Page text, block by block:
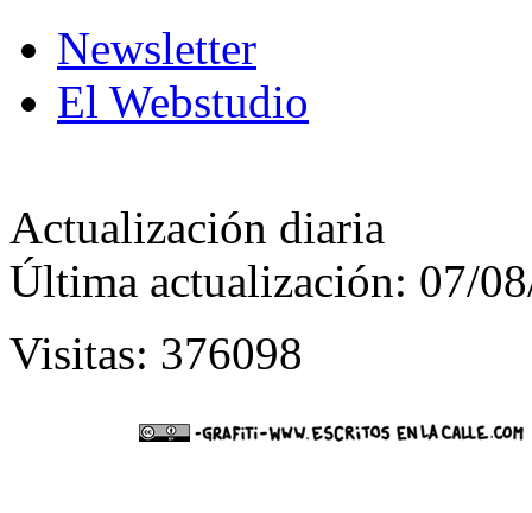
Newsletter
El Webstudio
Actualización diaria
Última actualización: 07/
Visitas: 376098